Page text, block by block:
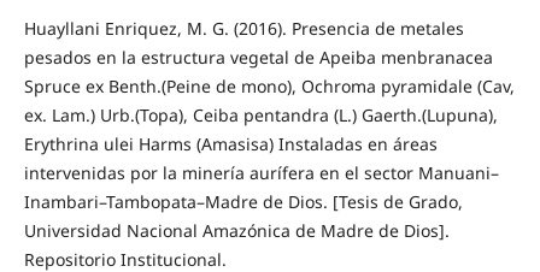
Huayllani Enriquez, M. G. (2016). Presencia de metales
pesados en la estructura vegetal de Apeiba menbranacea
Spruce ex Benth.(Peine de mono), Ochroma pyramidale (Cav,
ex. Lam.) Urb.(Topa), Ceiba pentandra (L.) Gaerth.(Lupuna),
Erythrina ulei Harms (Amasisa) Instaladas en áreas
intervenidas por la minería aurífera en el sector Manuani–
Inambari–Tambopata–Madre de Dios. [Tesis de Grado,
Universidad Nacional Amazónica de Madre de Dios].
Repositorio Institucional.